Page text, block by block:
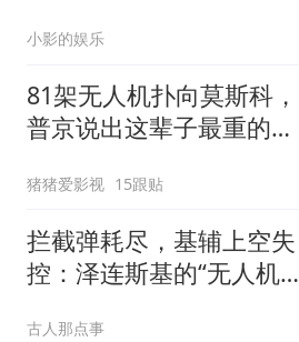
小影的娱乐
81架无人机扑向莫斯科，
普京说出这辈子最重的一
猪猪爱影视 15跟贴
拦截弹耗尽，基辅上空失
控：泽连斯基的“无人机神
古人那点事